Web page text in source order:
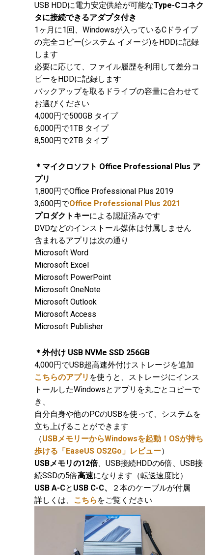
USB HDDに電力安定供給が可能なType-Cコネク
タに接続できるアダプタ付き
1ヶ月に1回、Windowsが入っているCドライブ
の完全コピー(システム イメージ)をHDDに記録
します
必要に応じて、ファイル履歴を利用して差分コ
ピーをHDDに記録します
バックアップを取るドライブの容量に合わせて
お選びください
4,000円で500GB タイプ
6,000円で1TB タイプ
8,500円で2TB タイプ
＊マイクロソフト Office Professional Plus ア
プリ
1,800円でOffice Professional Plus 2019
3,600円でOffice Professional Plus 2021
プロダクトキーによる認証済みです
DVDなどのインストール媒体は付属しません
含まれるアプリは次の通り
Microsoft Word
Microsoft Excel
Microsoft PowerPoint
Microsoft OneNote
Microsoft Outlook
Microsoft Access
Microsoft Publisher
＊外付け USB NVMe SSD 256GB
4,000円でUSB超高速外付けストレージを追加
こちらのアプリ を使うと、ストレージにインス
トールしたWindowsとアプリを丸ごとコピーで
き、
自分自身や他のPCのUSBを使って、システムを
立ち上げることができます
（USBメモリーからWindowsを起動！OSが持ち
歩ける「EaseUS OS2Go」レビュー）
USBメモリの12倍、USB接続HDDの6倍、USB接
続SSDの5倍高速になります（転送速度比）
USB A-Cと USB C-C、
２本のケーブルが付属
詳しくは、
こちら をご覧ください